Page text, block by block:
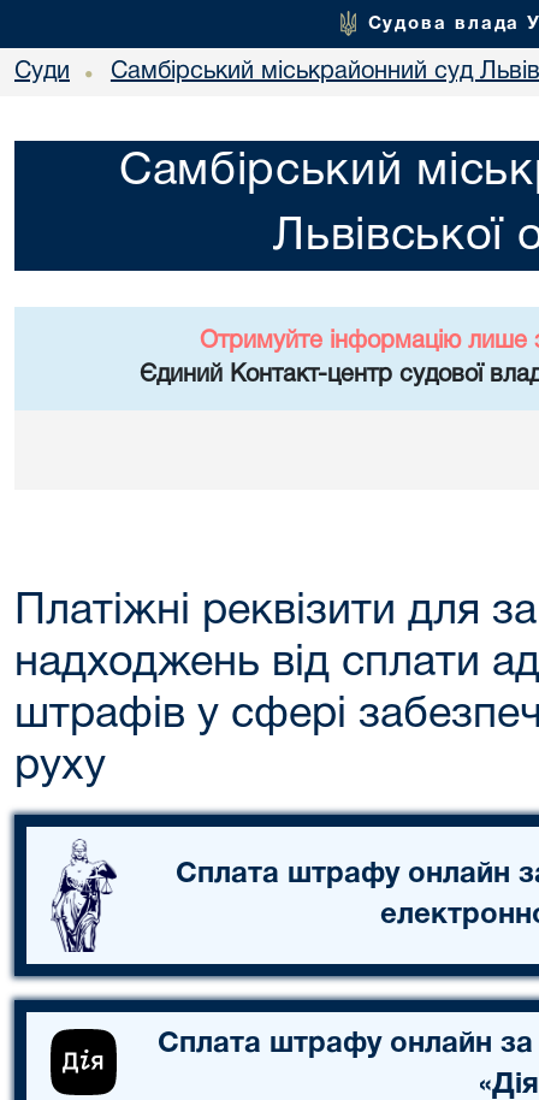
Судова влада
Суди • Самбірський міськрайонний суд
Самбірський
Львівської
Отримуйте інформацію лише
Єдиний Контакт-центр судової
Платіжні реквізити для
надходжень від сплати
штрафів у сфері
руху
Сплата штрафу онлайн
Сплата штрафу онлайн